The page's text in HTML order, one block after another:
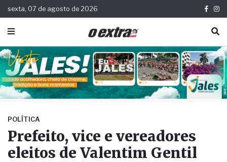
sexta, 07 de agosto de 2026
POLÍTICA
Prefeito, vice e vereadores
eleitos de Valentim Gentil
são diplomados
Cerimonial realizado na Câmara Municipal de